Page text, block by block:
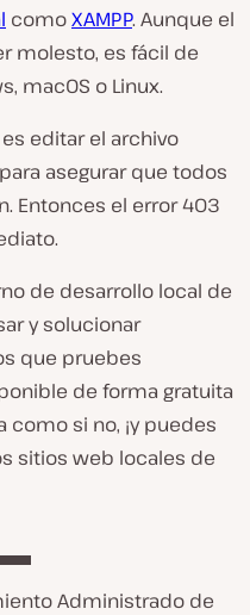
comoXAMPP. Aunque el
molesto, es fácil de
macOS o Linux.
editar el archivo
para asegurar que todos
Entonces el error 403
de desarrollo local de
y solucionar
que pruebes
de forma gratuita
como si no, ¡y puedes
sitios web locales de
Administrado de